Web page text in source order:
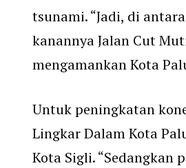
tsunami. “Jadi, di
kanannya Jalan Cut
mengamankan Kota
Untuk peningkatan
Lingkar Dalam Kota
Kota Sigli. “Sedangkan